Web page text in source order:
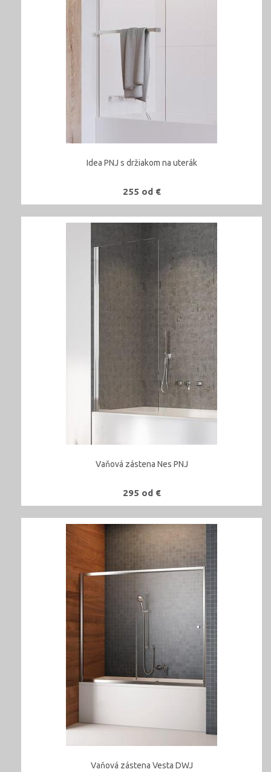
Idea PNJ s držiakom na uterák
255 od €
Vaňová zástena Nes PNJ
295 od €
Vaňová zástena Vesta DWJ